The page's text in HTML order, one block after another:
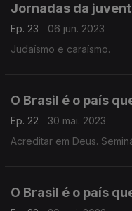
Jornadas da
Ep. 23
06 jun. 2023
Judaísmo e caraísmo.
O Brasil é o país
Ep. 22
30 mai. 2023
Acreditar em Deus.
O Brasil é o país